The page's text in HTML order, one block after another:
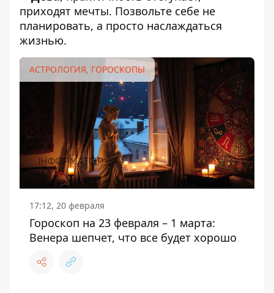
приходят мечты. Позвольте себе не
планировать, а просто наслаждаться
жизнью.
АСТРОЛОГИЯ, ГОРОСКОПЫ
17:12, 20 февраля
Гороскоп на 23 февраля – 1 марта:
Венера шепчет, что все будет хорошо